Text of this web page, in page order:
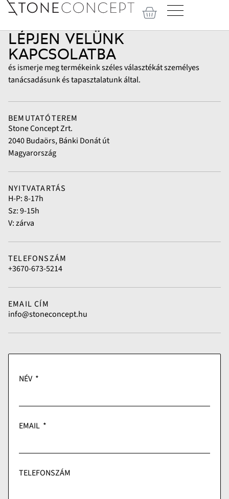
LÉPJEN VELÜNK
KAPCSOLATBA
és ismerje meg termékeink széles választékát személyes
tanácsadásunk és tapasztalatunk által.
NYITVATARTÁS
H-P: 8-17h
Sz: 9-15h
V: zárva
BEMUTATÓTEREM
Stone Concept Zrt.
2040 Budaörs, Bánki Donát út
Magyarország
TELEFONSZÁM
+3670-673-5214
EMAIL CÍM
info@stoneconcept.hu
NÉV
EMAIL
TELEFONSZÁM